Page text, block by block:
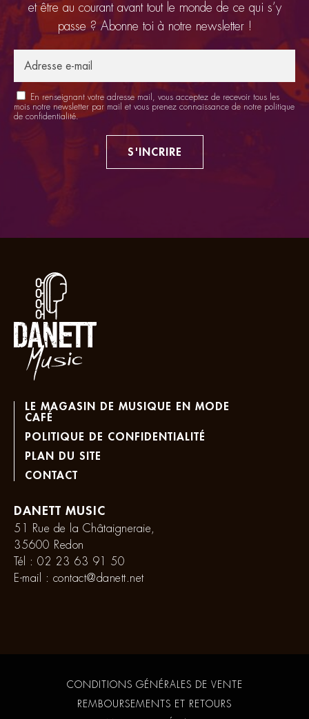
et être au courant avant tout le monde de ce qui s’y
passe ? Abonne toi à notre newsletter !
En renseignant votre adresse mail, vous acceptez de recevoir tous les
mois notre newsletter par mail et vous prenez connaissance de notre politique
de confidentialité.
S'INCRIRE
LE MAGASIN DE MUSIQUE EN MODE
CAFÉ
POLITIQUE DE CONFIDENTIALITÉ
PLAN DU SITE
CONTACT
DANETT MUSIC
51 Rue de la Châtaigneraie,
35600 Redon
Tél : 02 23 63 91 50
E-mail : contact@danett.net
CONDITIONS GÉNÉRALES DE VENTE
REMBOURSEMENTS ET RETOURS